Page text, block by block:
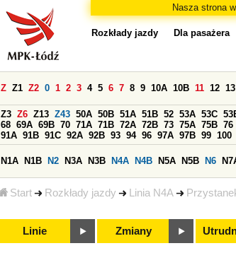
Nasza strona
Start Rozkłady jazdy Linia N4A
Rozkłady jazdy Dla pasażera
Z Z1 Z2 0 1 2 3 4 5 6 7 8 9 10A 10B 11 12 13
Z3 Z6 Z13 Z43 50A 50B 51A 51B 52 53A 53C
68 69A 69B 70 71A 71B 72A 72B 73 75A 75B 76
91A 91B 91C 92A 92B 93 94 96 97A 97B 99 100
N1A N1B N2 N3A N3B N4A N4B N5A N5B N6
Linie Zmiany